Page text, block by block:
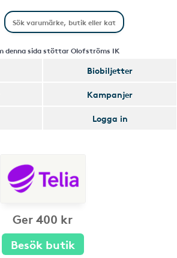
denna sida stöttar Olofströms IK
Biobiljetter
Kampanjer
Logga in
Ger 400 kr
Besök butik